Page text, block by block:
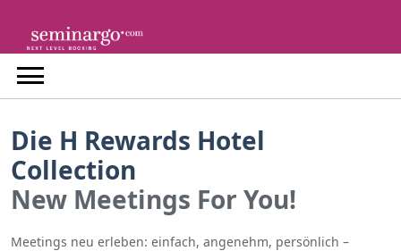
content
Die H Rewards Hotel
Collection
New Meetings For You!
Meetings neu erleben: einfach, angenehm, persönlich –